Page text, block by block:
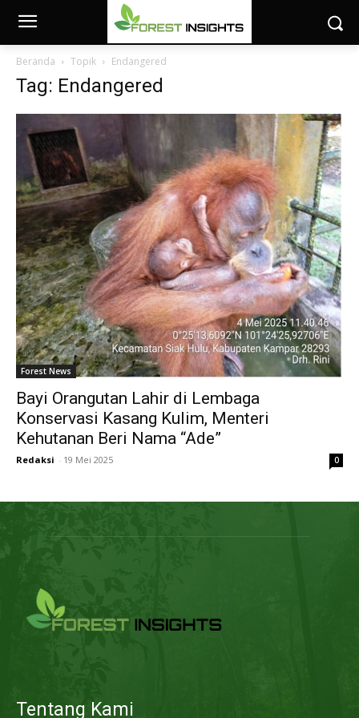
Beranda Topik Endangered
Tag: Endangered
Forest News
Bayi Orangutan Lahir di Lembaga
Konservasi Kasang Kulim, Menteri
Kehutanan Beri Nama “Ade”
Redaksi - 19 Mei 2025 0
Tentang Kami